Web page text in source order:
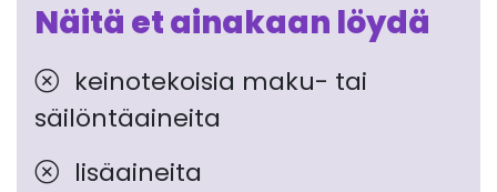
Näitä et ainakaan löydä
keinotekoisia maku- tai
säilöntäaineita
lisäaineita